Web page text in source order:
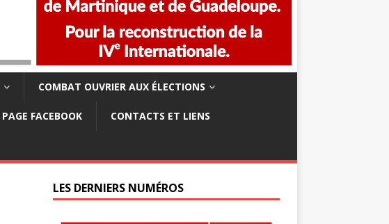
COMBAT OUVRIER AUX ÉLECTIONS
PAGE FACEBOOK CONTACTS ET LIENS
LES DERNIERS NUMÉROS